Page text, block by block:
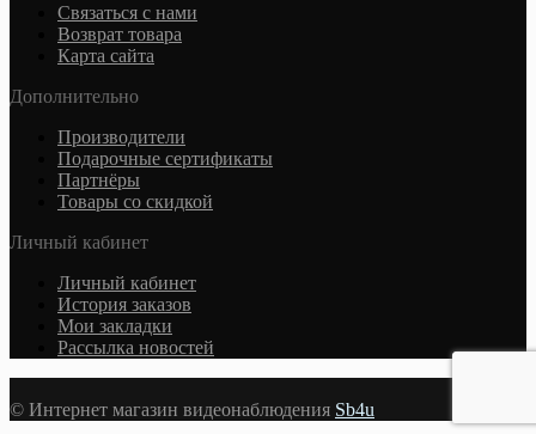
Связаться с нами
Возврат товара
Карта сайта
Дополнительно
Производители
Подарочные сертификаты
Партнёры
Товары со скидкой
Личный кабинет
Личный кабинет
История заказов
Мои закладки
Рассылка новостей
© Интернет магазин видеонаблюдения Sb4u